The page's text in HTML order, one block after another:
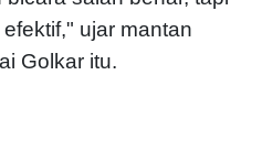
ujar mantan
Golkar itu.